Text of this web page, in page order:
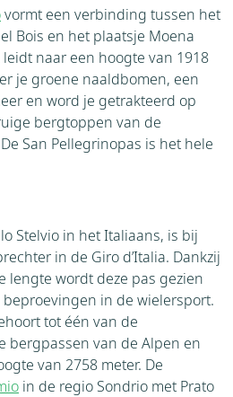
vormt een verbinding tussen het
Bois en het plaatsje Moena
leidt naar een hoogte van 1918
je groene naaldbomen, een
en word je getrakteerd op
bergtoppen van de
San Pellegrinopas is het hele
Stelvio in het Italiaans, is bij
in de Giro d’Italia. Dankzij
lengte wordt deze pas gezien
in de wielersport.
tot één van de
bergpassen van de Alpen en
van 2758 meter. De
in de regio Sondrio met Prato